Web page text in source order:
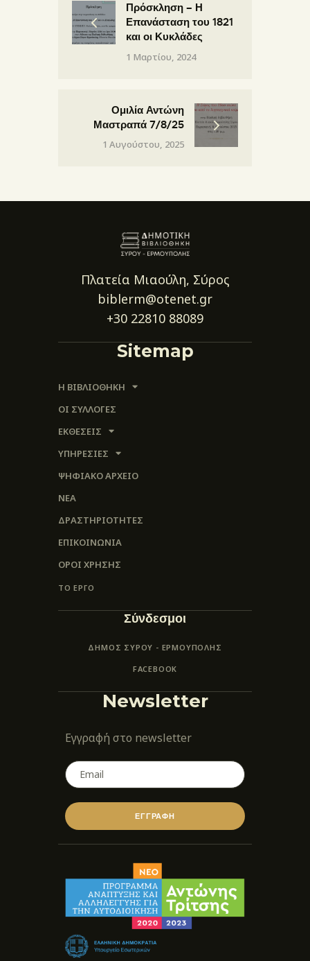
Πρόσκληση – Η
Επανάσταση του 1821
και οι Κυκλάδες
1 Μαρτίου, 2024
Ομιλία Αντώνη
Μαστραπά 7/8/25
1 Αυγούστου, 2025
Πλατεία Μιαούλη, Σύρος
biblerm@otenet.gr
+30 22810 88089
Sitemap
Η ΒΙΒΛΙΟΘΗΚΗ
ΟΙ ΣΥΛΛΟΓΈΣ
ΕΚΘΕΣΕΙΣ
ΥΠΗΡΕΣΙΕΣ
ΨΗΦΙΑΚΌ ΑΡΧΕΊΟ
ΝΕΑ
ΔΡΑΣΤΗΡΙΟΤΗΤΕΣ
ΕΠΙΚΟΙΝΩΝΊΑ
ΌΡΟΙ ΧΡΉΣΗΣ
ΤΟ ΕΡΓΟ
Σύνδεσμοι
ΔΗΜΟΣ ΣΥΡΟΥ - ΕΡΜΟΎΠΟΛΗΣ
FACEBOOK
Newsletter
Εγγραφή στο newsletter
ΕΓΓΡΑΦΗ